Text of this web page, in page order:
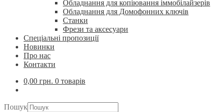
вкладене
меню
Обладнання для копіювання іммобілайзерів
Обладнання для Домофонних ключів
Станки
Фрези та аксесуари
Спеціальні пропозиції
Новинки
Про нас
Контакти
0,00 грн. 0 товарів
Пошук